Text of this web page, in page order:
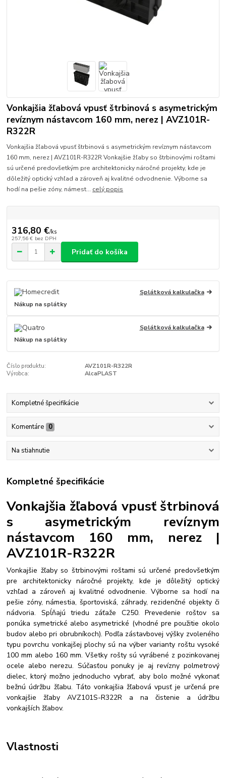
Vonkajšia žľabová vpusť štrbinová s asymetrickým
revíznym nástavcom 160 mm, nerez | AVZ101R-
R322R
Vonkajšia žľabová vpusť štrbinová s asymetrickým revíznym nástavcom
160 mm, nerez | AVZ101R-R322R Vonkajšie žľaby so štrbinovými roštami
sú určené predovšetkým pre architektonicky náročné projekty, kde je
dôležitý optický vzhľad a zároveň aj kvalitné odvodnenie. Výborne sa
hodí na pešie zóny, námest... celý popis
316,80 €/ks
257,56 € bez DPH
Pridať do košíka
Splátková kalkulačka
Nákup na splátky
Splátková kalkulačka
Nákup na splátky
Číslo produktu:
AVZ101R-R322R
Výrobca:
AlcaPLAST
Kompletné špecifikácie
Komentáre 0
Na stiahnutie
Kompletné špecifikácie
Vonkajšia žľabová vpusť štrbinová
s asymetrickým revíznym
nástavcom 160 mm, nerez |
AVZ101R-R322R
Vonkajšie žľaby so štrbinovými roštami sú určené predovšetkým
pre architektonicky náročné projekty, kde je dôležitý optický
vzhľad a zároveň aj kvalitné odvodnenie. Výborne sa hodí na
pešie zóny, námestia, športoviská, záhrady, rezidenčné objekty či
nádvoria. Spĺňajú triedu záťaže C250. Prevedenie roštov sa
ponúka symetrické alebo asymetrické (vhodné pre použitie okolo
budov alebo pri obrubníkoch). Podľa zástavbovej výšky zvoleného
typu povrchu vonkajšej plochy sú na výber varianty roštu vysoké
100 mm alebo 160 mm. Všetky rošty sú vyrábené z pozinkovanej
ocele alebo nerezu. Súčasťou ponuky je aj revízny polmetrový
dielec, ktorý možno jednoducho vybrať, aby bolo možné vykonať
bežnú údržbu žľabu. Táto vonkajšia žľabová vpusť je určená pre
vonkajšie žľaby AVZ101S-R322R a na čistenie a údržbu
vonkajších žľabov.
Vlastnosti